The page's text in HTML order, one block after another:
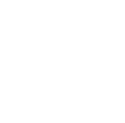
ｰｰｰｰｰｰｰｰｰｰｰｰｰｰｰｰ